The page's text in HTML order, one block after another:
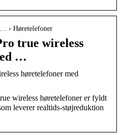
› Høretelefoner
true wireless
…
høretelefoner med
wireless høretelefoner er fyldt
leverer realtids-støjreduktion